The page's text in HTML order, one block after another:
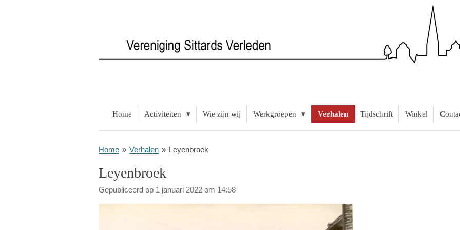
Home Activiteiten Wie zijn wij Werkgroepen Verhalen Tijdschrift Winkel
Home » Verhalen » Leyenbroek
Leyenbroek
Gepubliceerd op 1 januari 2022 om 14:58